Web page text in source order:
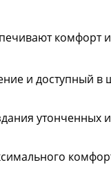
комфорт и
и доступный в
утонченных